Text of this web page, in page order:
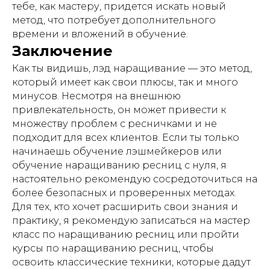
тебе, как мастеру, придется искать новый
метод, что потребует дополнительного
времени и вложений в обучение.
Заключение
Как ты видишь, лэд наращивание — это метод,
который имеет как свои плюсы, так и много
минусов. Несмотря на внешнюю
привлекательность, он может привести к
множеству проблем с ресничками и не
подходит для всех клиентов. Если ты только
начинаешь обучение лэшмейкеров или
обучение наращиванию ресниц с нуля, я
настоятельно рекомендую сосредоточиться на
более безопасных и проверенных методах.
Для тех, кто хочет расширить свои знания и
практику, я рекомендую записаться на мастер
класс по наращиванию ресниц или пройти
курсы по наращиванию ресниц, чтобы
освоить классические техники, которые дадут